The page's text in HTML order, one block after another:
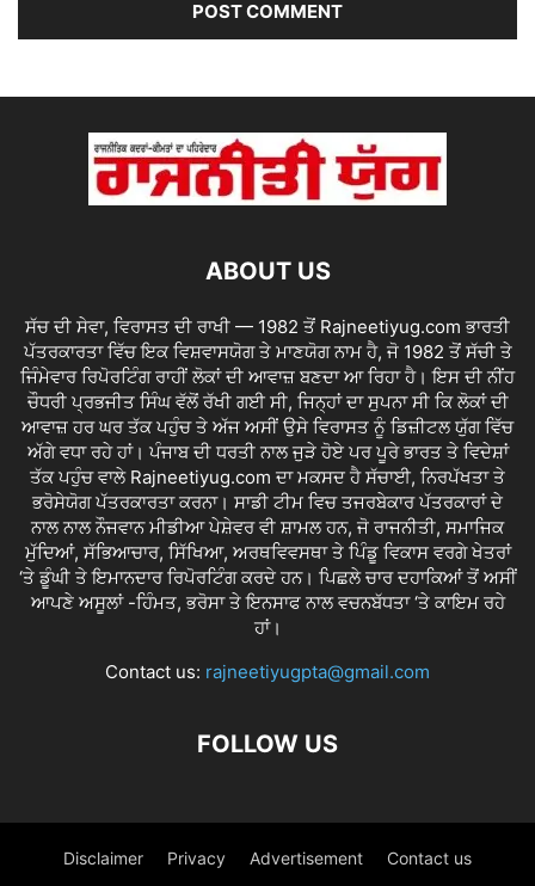
ABOUT US
ਸੱਚ ਦੀ ਸੇਵਾ, ਵਿਰਾਸਤ ਦੀ ਰਾਖੀ — 1982 ਤੋਂ Rajneetiyug.com ਭਾਰਤੀ
ਪੱਤਰਕਾਰਤਾ ਵਿੱਚ ਇਕ ਵਿਸ਼ਵਾਸਯੋਗ ਤੇ ਮਾਣਯੋਗ ਨਾਮ ਹੈ, ਜੋ 1982 ਤੋਂ ਸੱਚੀ ਤੇ
ਜਿੰਮੇਵਾਰ ਰਿਪੋਰਟਿੰਗ ਰਾਹੀਂ ਲੋਕਾਂ ਦੀ ਆਵਾਜ਼ ਬਣਦਾ ਆ ਰਿਹਾ ਹੈ। ਇਸ ਦੀ ਨੀਂਹ
ਚੌਧਰੀ ਪ੍ਰਭਜੀਤ ਸਿੰਘ ਵੱਲੋਂ ਰੱਖੀ ਗਈ ਸੀ, ਜਿਨ੍ਹਾਂ ਦਾ ਸੁਪਨਾ ਸੀ ਕਿ ਲੋਕਾਂ ਦੀ
ਆਵਾਜ਼ ਹਰ ਘਰ ਤੱਕ ਪਹੁੰਚ ਤੇ ਅੱਜ ਅਸੀਂ ਉਸੇ ਵਿਰਾਸਤ ਨੂੰ ਡਿਜ਼ੀਟਲ ਯੁੱਗ ਵਿੱਚ
ਅੱਗੇ ਵਧਾ ਰਹੇ ਹਾਂ। ਪੰਜਾਬ ਦੀ ਧਰਤੀ ਨਾਲ ਜੁੜੇ ਹੋਏ ਪਰ ਪੂਰੇ ਭਾਰਤ ਤੇ ਵਿਦੇਸ਼ਾਂ
ਤੱਕ ਪਹੁੰਚ ਵਾਲੇ Rajneetiyug.com ਦਾ ਮਕਸਦ ਹੈ ਸੱਚਾਈ, ਨਿਰਪੱਖਤਾ ਤੇ
ਭਰੋਸੇਯੋਗ ਪੱਤਰਕਾਰਤਾ ਕਰਨਾ। ਸਾਡੀ ਟੀਮ ਵਿਚ ਤਜਰਬੇਕਾਰ ਪੱਤਰਕਾਰਾਂ ਦੇ
ਨਾਲ ਨਾਲ ਨੌਜਵਾਨ ਮੀਡੀਆ ਪੇਸ਼ੇਵਰ ਵੀ ਸ਼ਾਮਲ ਹਨ, ਜੋ ਰਾਜਨੀਤੀ, ਸਮਾਜਿਕ
ਮੁੱਦਿਆਂ, ਸੱਭਿਆਚਾਰ, ਸਿੱਖਿਆ, ਅਰਥਵਿਵਸਥਾ ਤੇ ਪਿੰਡੂ ਵਿਕਾਸ ਵਰਗੇ ਖੇਤਰਾਂ
‘ਤੇ ਡੂੰਘੀ ਤੇ ਇਮਾਨਦਾਰ ਰਿਪੋਰਟਿੰਗ ਕਰਦੇ ਹਨ। ਪਿਛਲੇ ਚਾਰ ਦਹਾਕਿਆਂ ਤੋਂ ਅਸੀਂ
ਆਪਣੇ ਅਸੂਲਾਂ -ਹਿੰਮਤ, ਭਰੋਸਾ ਤੇ ਇਨਸਾਫ ਨਾਲ ਵਚਨਬੱਧਤਾ ‘ਤੇ ਕਾਇਮ ਰਹੇ
ਹਾਂ।
Contact us: rajneetiyugpta@gmail.com
FOLLOW US
Disclaimer Privacy Advertisement Contact us